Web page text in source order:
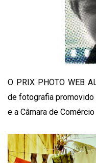
O PRIX PHOTO WEB
de fotografia promovido
e a Câmara de